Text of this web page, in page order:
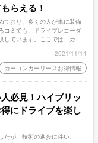
らえる！
ており、多くの人が車に装備
コミでも、ドライブレコーダ
ています。ここでは、カー
2021/11/14
カーコンカーリースお得情報
必見！ハイブリッ
にドライブを楽し
が、技術の進歩に伴い、